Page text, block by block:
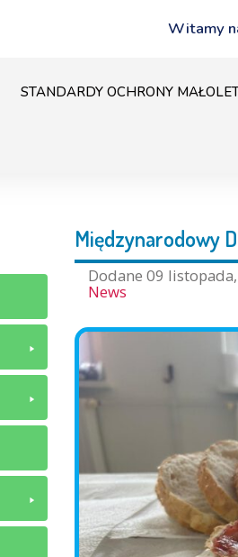
Witamy
STANDARDY OCHRONY
Międzynarodowy
Dodane 09
News